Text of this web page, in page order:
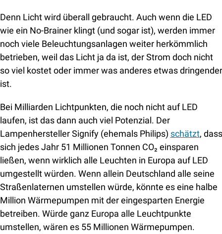
Denn Licht wird überall gebraucht. Auch wenn die LED
wie ein No-Brainer klingt (und sogar ist), werden immer
noch viele Beleuchtungsanlagen weiter herkömmlich
betrieben, weil das Licht ja da ist, der Strom doch nicht
so viel kostet oder immer was anderes etwas dringender
ist.
Bei Milliarden Lichtpunkten, die noch nicht auf LED
laufen, ist das dann auch viel Potenzial. Der
Lampenhersteller Signify (ehemals Philips) schätzt, dass
sich jedes Jahr 51 Millionen Tonnen CO₂ einsparen
ließen, wenn wirklich alle Leuchten in Europa auf LED
umgestellt würden. Wenn allein Deutschland alle seine
Straßenlaternen umstellen würde, könnte es eine halbe
Million Wärmepumpen mit der eingesparten Energie
betreiben. Würde ganz Europa alle Leuchtpunkte
umstellen, wären es 55 Millionen Wärmepumpen.